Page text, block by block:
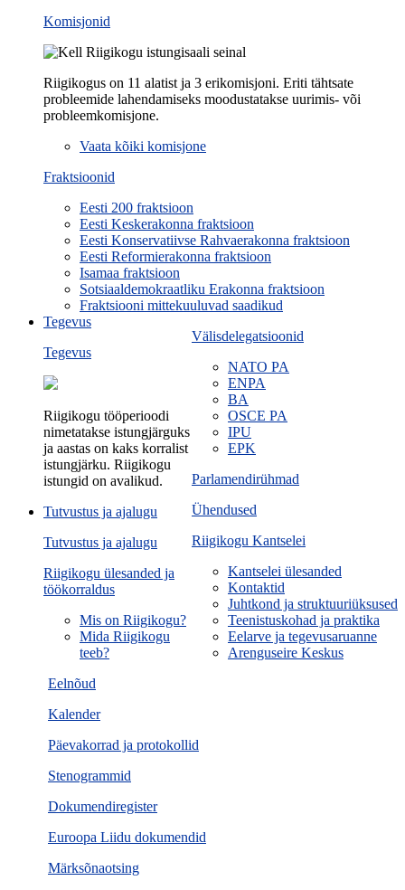
Komisjonid
Riigikogus on 11 alatist ja 3 erikomisjoni. Eriti tähtsate
probleemide lahendamiseks moodustatakse uurimis- või
probleemkomisjone.
Vaata kõiki komisjone
Fraktsioonid
Eesti 200 fraktsioon
Eesti Keskerakonna fraktsioon
Eesti Konservatiivse Rahvaerakonna fraktsioon
Eesti Reformierakonna fraktsioon
Isamaa fraktsioon
Sotsiaaldemokraatliku Erakonna fraktsioon
Fraktsiooni mittekuuluvad saadikud
Välisdelegatsioonid
NATO PA
ENPA
BA
OSCE PA
IPU
EPK
Parlamendirühmad
Ühendused
Riigikogu Kantselei
Kantselei ülesanded
Kontaktid
Juhtkond ja struktuuriüksused
Teenistuskohad ja praktika
Eelarve ja tegevusaruanne
Arenguseire Keskus
Tegevus
Tegevus
Riigikogu tööperioodi
nimetatakse istungjärguks
ja aastas on kaks korralist
istungjärku. Riigikogu
istungid on avalikud.
Eelnõud
Kalender
Päevakorrad ja protokollid
Stenogrammid
Dokumendiregister
Euroopa Liidu dokumendid
Märksõnaotsing
Tutvustus ja ajalugu
Tutvustus ja ajalugu
Riigikogu ülesanded ja
töökorraldus
Mis on Riigikogu?
Mida Riigikogu
teeb?